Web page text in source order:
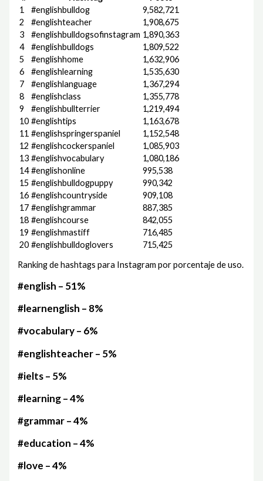
1
#englishbulldog
9,582,721
2
#englishteacher
1,908,675
3
#englishbulldogsofinstagram 1,890,363
4
#englishbulldogs
1,809,522
5
#englishhome
1,632,906
6
#englishlearning
1,535,630
7
#englishlanguage
1,367,294
8
#englishclass
1,355,778
9
#englishbullterrier
1,219,494
10 #englishtips
1,163,678
11 #englishspringerspaniel
1,152,548
12 #englishcockerspaniel
1,085,903
13 #englishvocabulary
1,080,186
14 #englishonline
995,538
15 #englishbulldogpuppy
990,342
16 #englishcountryside
909,108
17 #englishgrammar
887,385
18 #englishcourse
842,055
19 #englishmastiff
716,485
20 #englishbulldoglovers 715,425
Ranking de hashtags para Instagram por porcentaje de uso.
#english – 51%
#learnenglish – 8%
#vocabulary – 6%
#englishteacher – 5%
#ielts – 5%
#learning – 4%
#grammar – 4%
#education – 4%
#love – 4%